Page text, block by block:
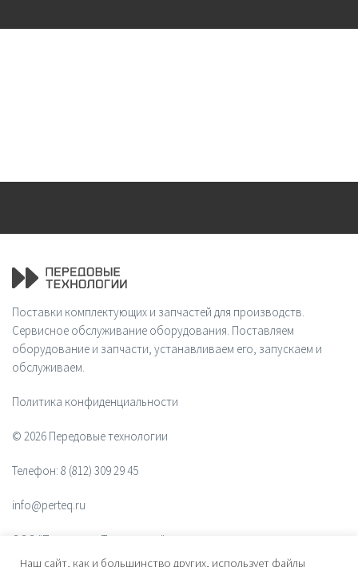
Поставки комплектующих и запчастей для производств.
Сервисное обслуживание оборудования. Поставляем
оборудование и запчасти, устанавливаем его, запускаем и
обслуживаем.
Политика конфиденциальности
© 2026 Передовые технологии
Телефон: 8 (812) 309 29 45
info@perteq.ru
ООО "Передовые Технологии"
Наш сайт, как и большинство других, использует файлы